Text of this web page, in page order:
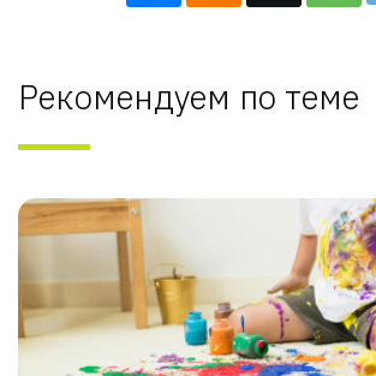
Рекомендуем по теме